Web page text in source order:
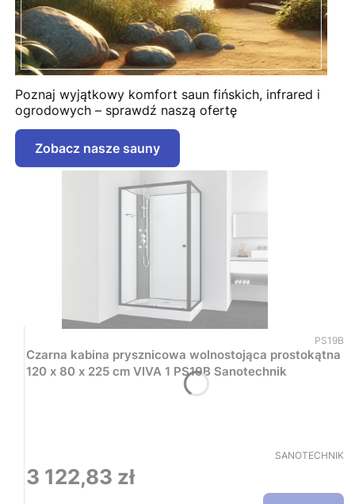
Poznaj wyjątkowy komfort saun fińskich, infrared i
ogrodowych – sprawdź naszą ofertę
Zobacz nasze sauny
Kod
PS19B
Czarna kabina prysznicowa wolnostojąca prostokątna
120 x 80 x 225 cm VIVA 1 PS19B Sanotechnik
PRODUCENT
SANOTECHNIK
Cena
3 122,83 zł